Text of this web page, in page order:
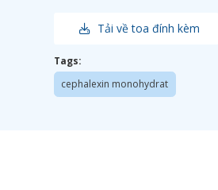
Tải về toa đính kèm
Tags:
cephalexin monohydrat